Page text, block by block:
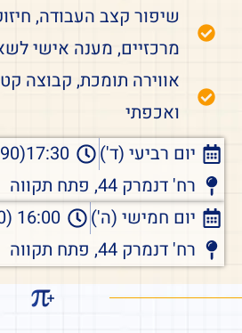
שיפור קצב העבודה,
מרכזיים, מענה אישי
אווירה תומכת, קבוצה
ואכפתי
יום רביעי (ד')
17:30(90 דק' כל מפגש)
רח' דנמרק 44, פתח תקווה
יום חמישי (ה')
16:00 (90 דק' כל מפגש)
רח' דנמרק 44, פתח תקווה